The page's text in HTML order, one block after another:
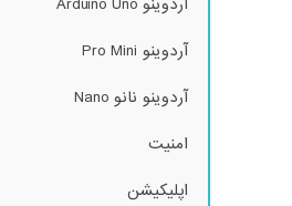
آردوینو Arduino Uno
آردوینو Pro Mini
آردوینو نانو Nano
امنیت
اپلیکیشن